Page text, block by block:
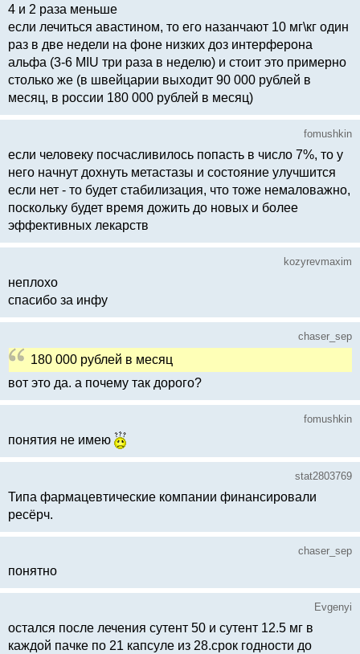
4 и 2 раза меньше
если лечиться авастином, то его назанчают 10 мг\кг один
раз в две недели на фоне низких доз интерферона
альфа (3-6 MIU три раза в неделю) и стоит это примерно
столько же (в швейцарии выходит 90 000 рублей в
месяц, в россии 180 000 рублей в месяц)
fomushkin
если человеку посчасливилось попасть в число 7%, то у
него начнут дохнуть метастазы и состояние улучшится
если нет - то будет стабилизация, что тоже немаловажно,
поскольку будет время дожить до новых и более
эффективных лекарств
kozyrevmaxim
неплохо
спасибо за инфу
chaser_sep
180 000 рублей в месяц
вот это да. а почему так дорого?
fomushkin
понятия не имею
stat2803769
Типа фармацевтические компании финансировали
ресёрч.
chaser_sep
понятно
Evgenyi
остался после лечения сутент 50 и сутент 12.5 мг в
каждой пачке по 21 капсуле из 28.срок годности до